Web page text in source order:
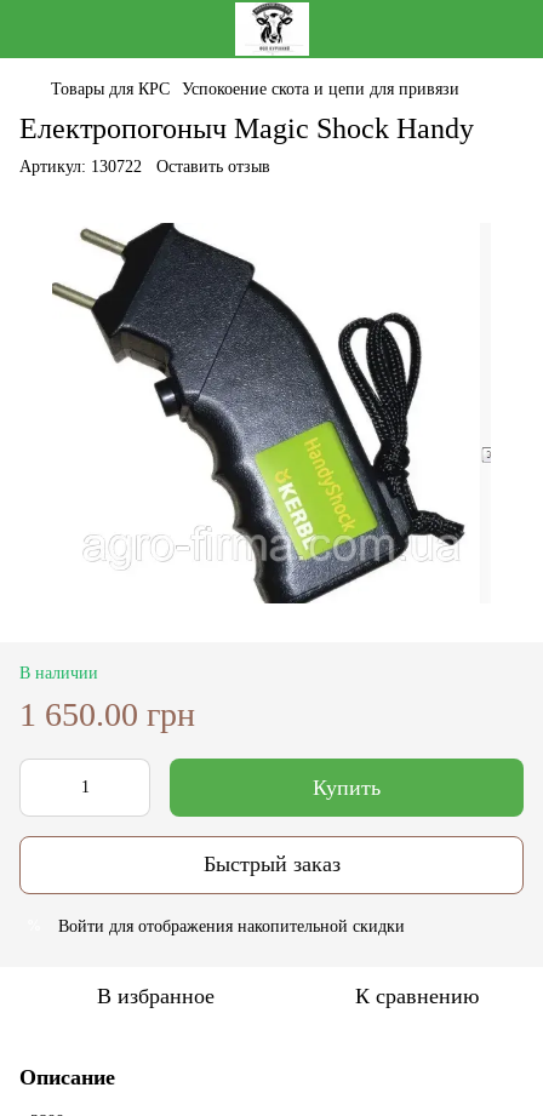
Товары для КРС Успокоение скота и цепи для привязи
Електропогоныч Magic Shock Handy
Артикул: 130722 Оставить отзыв
В наличии
1 650.00 грн
Купить
Быстрый заказ
Войти для отображения накопительной скидки
В избранное К сравнению
Описание